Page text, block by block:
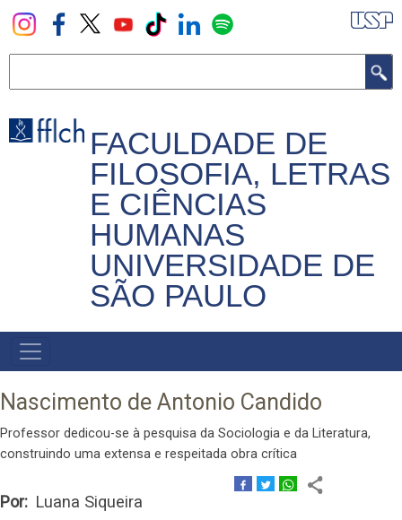
Pular
para
principal
FACULDADE DE
FILOSOFIA, LETRAS
E CIÊNCIAS
HUMANAS
UNIVERSIDADE DE
SÃO PAULO
NAVEGADOR
PRINCIPAL
Nascimento de Antonio Candido
Professor dedicou-se à pesquisa da Sociologia e da Literatura,
construindo uma extensa e respeitada obra crítica
Por
Luana Siqueira